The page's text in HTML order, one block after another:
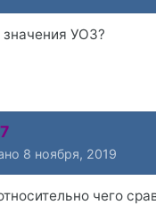
УОЗ?
8 ноября, 2019
чего